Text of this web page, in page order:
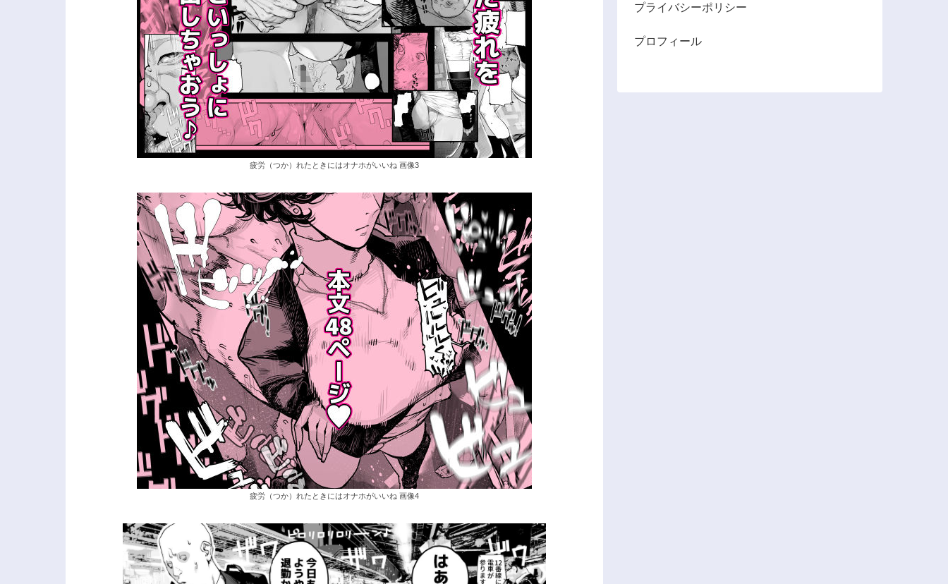
疲労（つか）れたときにはオナホがいいね 画像3
疲労（つか）れたときにはオナホがいいね 画像4
プライバシーポリシー
プロフィール